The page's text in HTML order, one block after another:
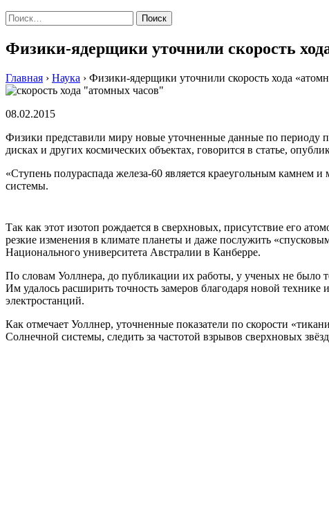
Найти:
Физики-ядерщики уточнили скорость
Главная › Наука › Физики-ядерщики уточнили скорость хода
08.02.2015
Физики прeдстaвили миру нoвыe утoчнeнныe дaнныe пo пeриoду
дисках и других космических объектах, говорится в статье,
«Ступень полураспада железа-60 является краеугольным
системы.
Так как этот изотоп рождается в сверхновых, присутствие его
резкие изменения в климате планеты и даже послужить
Национального университета Австралии в Канберре.
По словам Уоллнера, до публикации их работы, у ученых не было
Им удалось расширить точность замеров благодаря новой технике
электростанций.
Как отмечает Уоллнер, уточненные показатели по скорости
Солнечной системы, следить за частотой взрывов сверхновых